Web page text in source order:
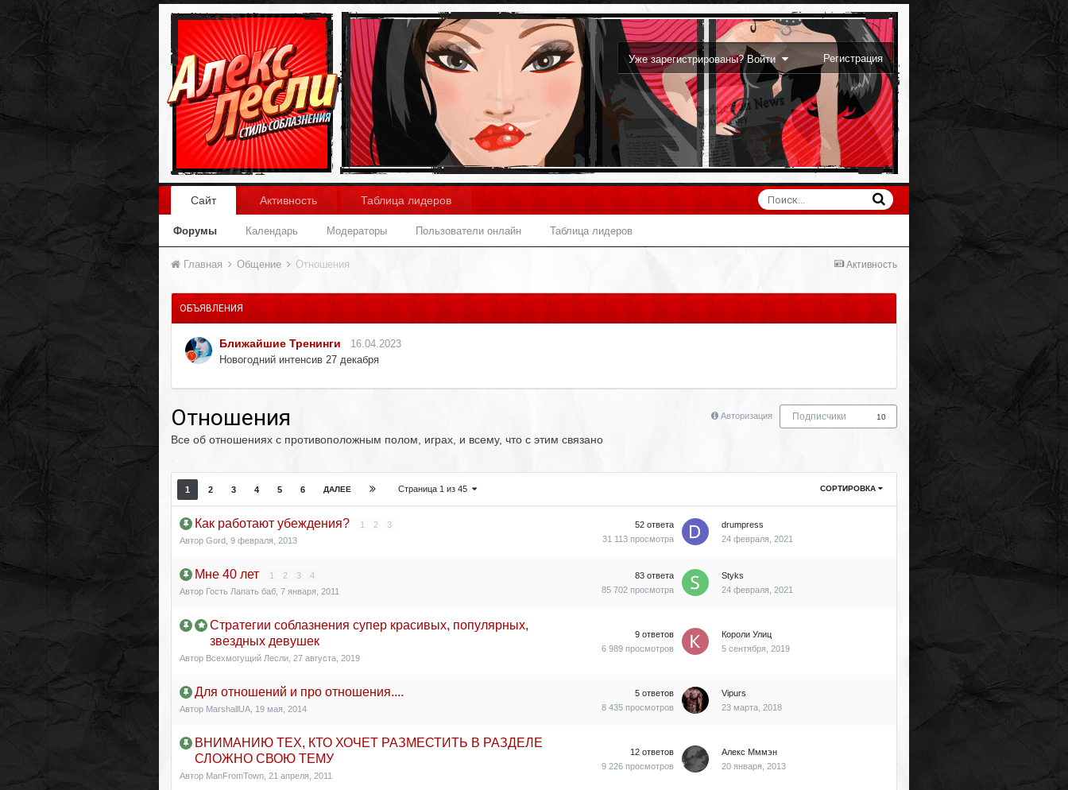
Уже зарегистрированы? Войти Регистрация
Сайт
Форумы Календарь Модераторы Пользователи онлайн Таблица лидеров
Активность Таблица лидеров
Активность
Главная Общение Отношения
ОБЪЯВЛЕНИЯ
Ближайшие Тренинги
16.04.2023
Новогодний интенсив 27 декабря
Отношения Авторизация Подписчики 10
Все об отношениях с противоположным полом, играх, и всему, что с этим связано
СОРТИРОВКА
1 2 3 4 5 6 ДАЛЕЕ Страница 1 из 45
Как работают убеждения? 1 2
3
Автор Gord 9 февраля, 2013
52 ответа
31 113 просмотра
drumpress
24 февраля, 2021
Мне 40 лет 1 2 3
4
Автор Гость Лапать баб, 7 января, 2011
83 ответа
85 702 просмотра
Styks
24 февраля, 2021
Стратегии соблазнения супер красивых, популярных,
звездных девушек
Автор Всехмогущий Лесли 27 августа, 2019
9 ответов
6 989 просмотров
Короли Улиц
5 сентября, 2019
Для отношений и про отношения....
Автор MarshallUA 19 мая, 2014
5 ответов
8 435 просмотров
Vipurs
23 марта, 2018
ВНИМАНИЮ ТЕХ, КТО ХОЧЕТ РАЗМЕСТИТЬ В РАЗДЕЛЕ
СЛОЖНО СВОЮ ТЕМУ
Автор ManFromTown 21 апреля, 2011
12 ответов
9 226 просмотров
Алекс Мммэн
20 января, 2013